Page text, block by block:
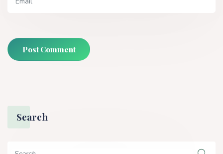
Post Comment
Search